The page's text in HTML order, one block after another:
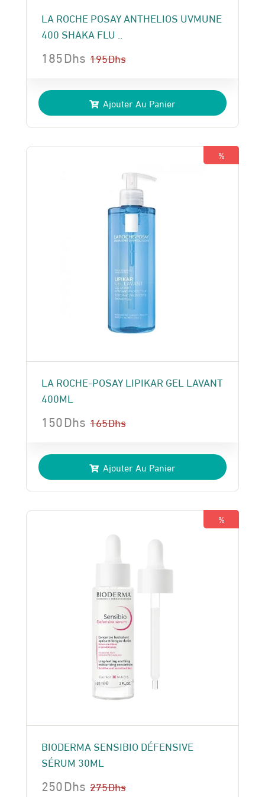
LA ROCHE POSAY ANTHELIOS UVMUNE
400 SHAKA FLU ..
195Dhs
prix
initial
était :
195 Dhs.
185Dhs
prix
actuel
est :
185 Dhs.
Ajouter Au Panier
%
LA ROCHE-POSAY LIPIKAR GEL LAVANT
400ML
165Dhs
prix
initial
était :
165 Dhs.
150Dhs
prix
actuel
est :
150 Dhs.
Ajouter Au Panier
%
BIODERMA SENSIBIO DÉFENSIVE
SÉRUM 30ML
275Dhs
250Dhs